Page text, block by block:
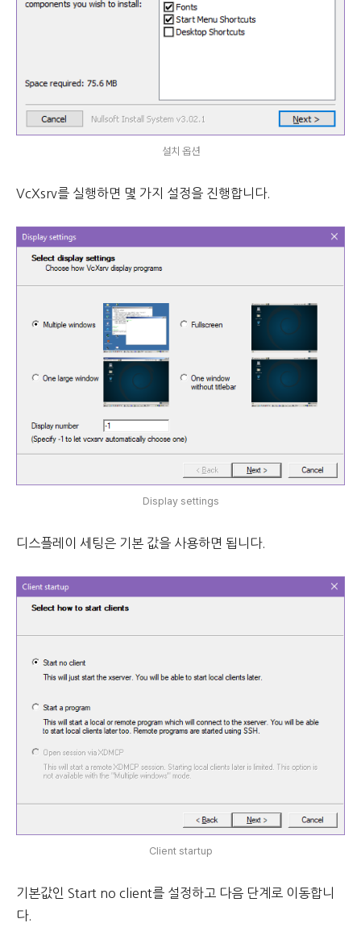
설치 옵션
VcXsrv를 실행하면 몇 가지 설정을 진행합니다.
Display settings
디스플레이 세팅은 기본 값을 사용하면 됩니다.
Client startup
기본값인 Start no client를 설정하고 다음 단계로 이동합니
다.